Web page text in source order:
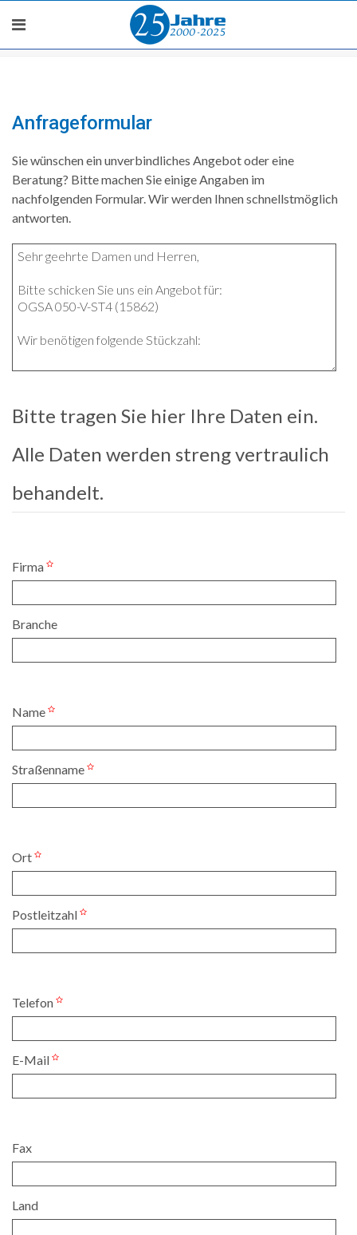
Anfrageformular
Sie wünschen ein unverbindliches Angebot oder eine
Beratung? Bitte machen Sie einige Angaben im
nachfolgenden Formular. Wir werden Ihnen schnellstmöglich
antworten.
Bitte tragen Sie hier Ihre Daten ein.
Alle Daten werden streng vertraulich
behandelt.
Firma
Branche
Name
Straßenname
Ort
Postleitzahl
Telefon
E-Mail
Fax
Land